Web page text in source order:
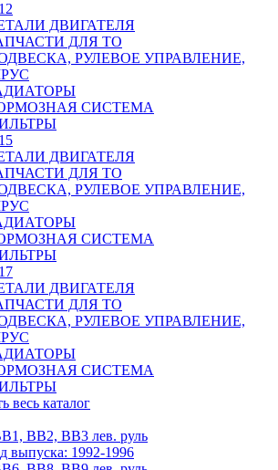
ДВИГАТЕЛЯ
ДЛЯ ТО
РУЛЕВОЕ УПРАВЛЕНИЕ,
СИСТЕМА
ДВИГАТЕЛЯ
ДЛЯ ТО
РУЛЕВОЕ УПРАВЛЕНИЕ,
СИСТЕМА
ДВИГАТЕЛЯ
ДЛЯ ТО
РУЛЕВОЕ УПРАВЛЕНИЕ,
СИСТЕМА
весь каталог
BB2, BB3 лев. руль
выпуска: 1992-1996